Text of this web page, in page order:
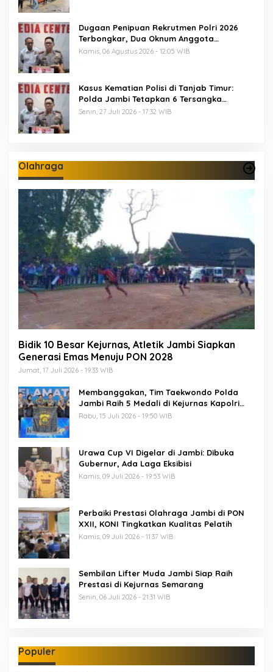
Dugaan Penipuan Rekrutmen Polri 2026
Terbongkar, Dua Oknum Anggota
Diamankan Propam Polda Jambi
Kamis, 06 Agustus 2026 - 12:05 WIB
Kasus Kematian Polisi di Tanjab Timur:
Polda Jambi Tetapkan 6 Tersangka
Termasuk 5 Anggota Polri
Senin, 27 Juli 2026 - 17:32 WIB
Olahraga
Bidik 10 Besar Kejurnas, Atletik Jambi Siapkan
Generasi Emas Menuju PON 2028
Jumat, 17 Juli 2026 - 19:33 WIB
Membanggakan, Tim Taekwondo Polda
Jambi Raih 5 Medali di Kejurnas Kapolri
Cup 7
Rabu, 15 Juli 2026 - 19:50 WIB
Urawa Cup VI Digelar di Jambi: Dibuka
Gubernur, Ada Laga Eksibisi
Kamis, 09 Juli 2026 - 19:53 WIB
Perbaiki Prestasi Olahraga Jambi di PON
XXII, KONI Tingkatkan Kualitas Pelatih
Kamis, 09 Juli 2026 - 11:37 WIB
Sembilan Lifter Muda Jambi Siap Raih
Prestasi di Kejurnas Semarang
Senin, 06 Juli 2026 - 21:31 WIB
Populer